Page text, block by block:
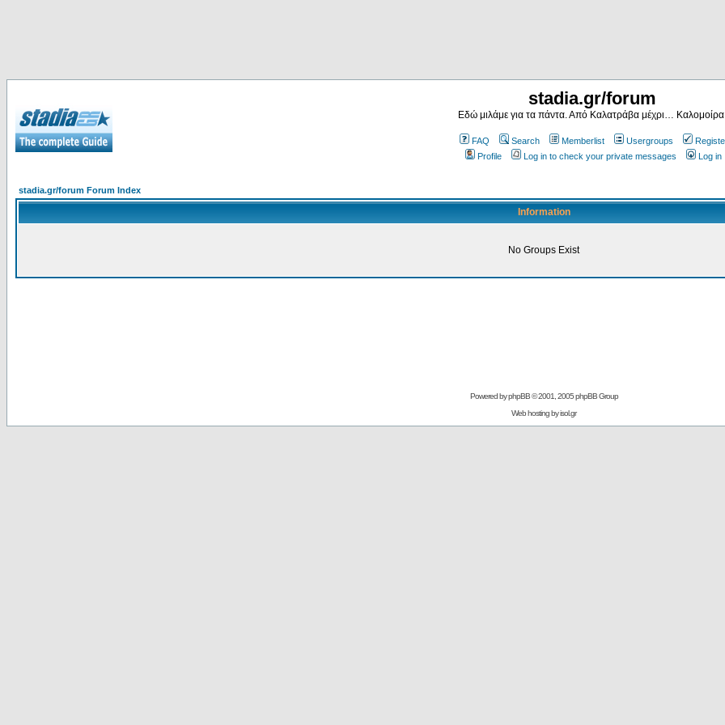
stadia.gr/forum
Εδώ μιλάμε για τα πάντα. Από Καλατράβα μέχρι…
FAQ Search Memberlist Usergroups
Profile
Log in to check your private messages Log in
stadia.gr/forum Forum Index
Information
No Groups Exist
Powered byphpBB© 2001, 2005 phpBB Group
Web hosting byisol.gr